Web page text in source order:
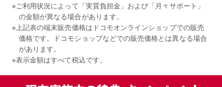
※ご利用状況によって「実質負担金」および「月々サポート」
の金額が異なる場合があります。
※上記表の端末販売価格はドコモオンラインショップでの販売
価格です。ドコモショップなどでの販売価​格とは異なる場合
があります。
※表示金額はすべて税込です。